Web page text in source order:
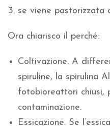
se viene pastorizzata
Ora chiarisco il perché:
Coltivazione. A
spiruline, la spirulina
fotobioreattori chiusi,
contaminazione.
Essicazione. Se